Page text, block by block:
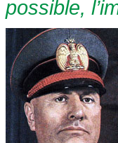
possible,